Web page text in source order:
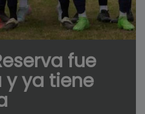
fue
ya tiene